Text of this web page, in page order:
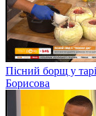
Пісний борщ у
Борисова